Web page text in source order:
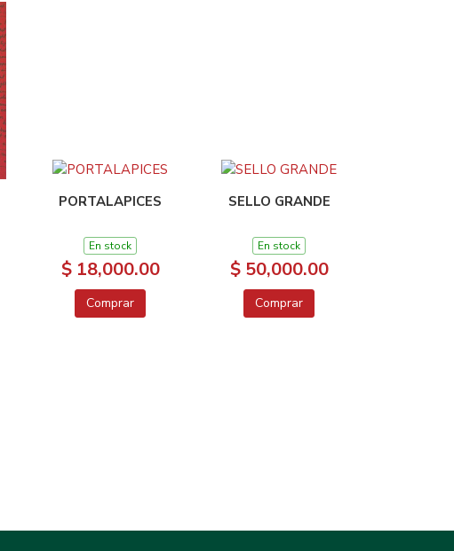
PORTALAPICES
En stock
$ 18,000.00
Comprar
SELLO GRANDE
En stock
$ 50,000.00
Comprar